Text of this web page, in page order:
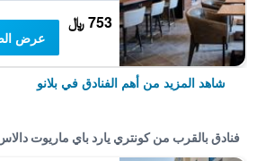
753 ﷼
عرض
شاهد المزيد من أهم الفنادق في بلانو
فنادق بالقرب من كونتري يارد باي ماريوت